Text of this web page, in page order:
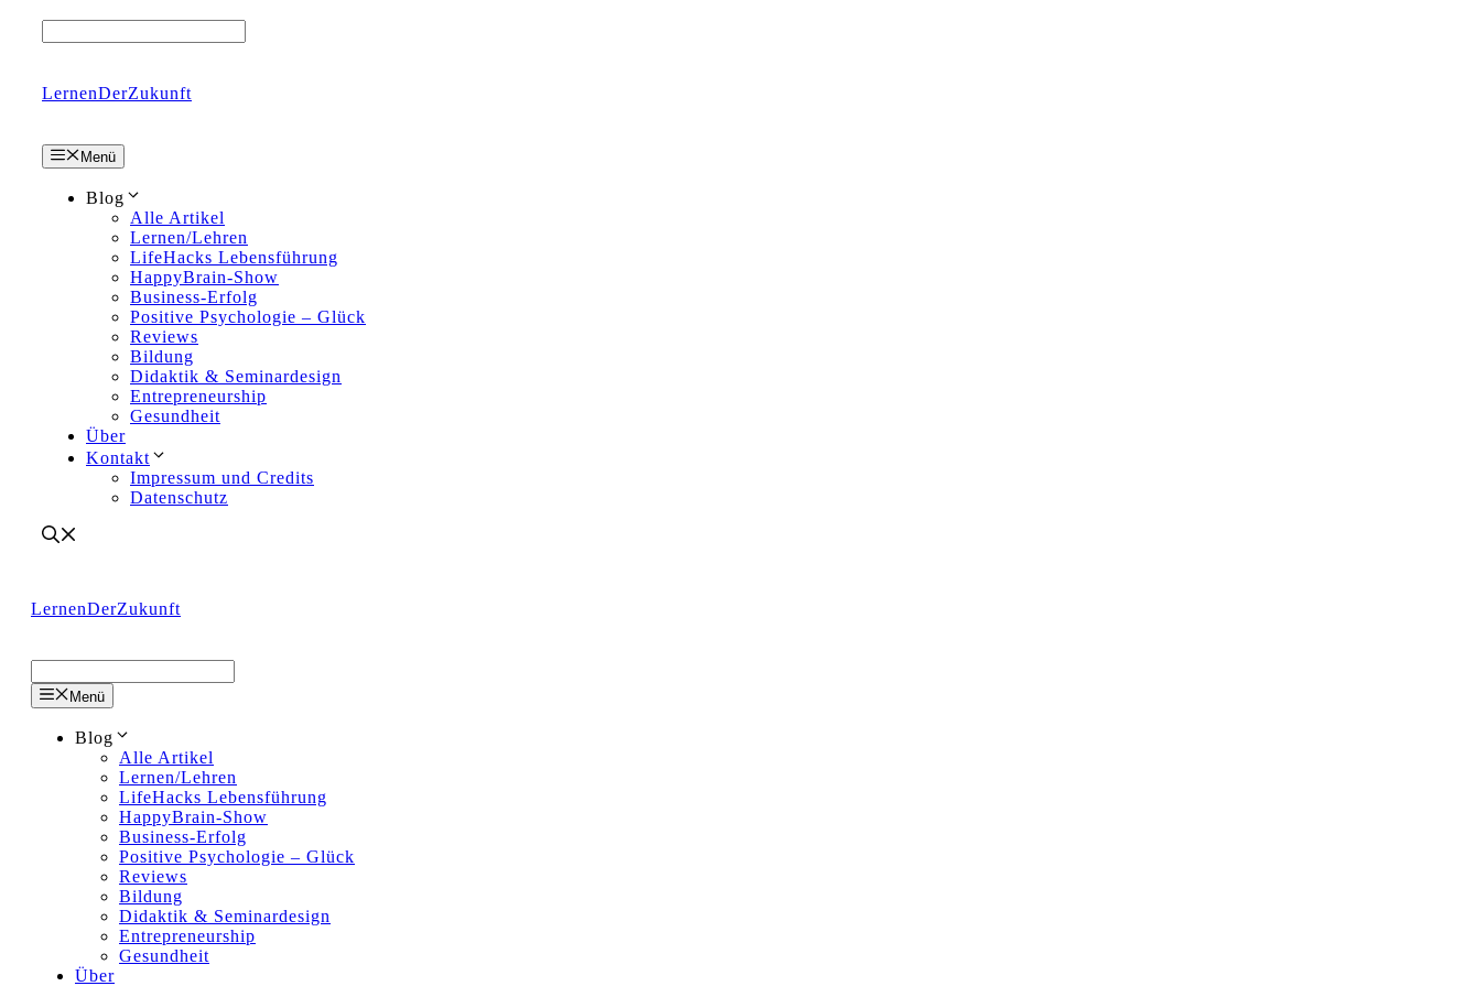
LernenDerZukunft
Menü
Blog
Alle Artikel
Lernen/Lehren
LifeHacks Lebensführung
HappyBrain-Show
Business-Erfolg
Positive Psychologie – Glück
Reviews
Bildung
Didaktik & Seminardesign
Entrepreneurship
Gesundheit
Über
Kontakt
Impressum und Credits
Datenschutz
LernenDerZukunft
Menü
Blog
Alle Artikel
Lernen/Lehren
LifeHacks Lebensführung
HappyBrain-Show
Business-Erfolg
Positive Psychologie – Glück
Reviews
Bildung
Didaktik & Seminardesign
Entrepreneurship
Gesundheit
Über